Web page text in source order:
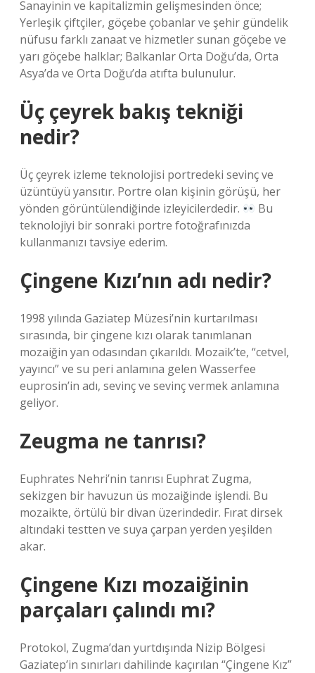
Sanayinin ve kapitalizmin gelişmesinden önce;
Yerleşik çiftçiler, göçebe çobanlar ve şehir gündelik
nüfusu farklı zanaat ve hizmetler sunan göçebe ve
yarı göçebe halklar; Balkanlar Orta Doğu’da, Orta
Asya’da ve Orta Doğu’da atıfta bulunulur.
Üç çeyrek bakış tekniği
nedir?
Üç çeyrek izleme teknolojisi portredeki sevinç ve
üzüntüyü yansıtır. Portre olan kişinin görüşü, her
yönden görüntülendiğinde izleyicilerdedir.
Bu
teknolojiyi bir sonraki portre fotoğrafınızda
kullanmanızı tavsiye ederim.
Çingene Kızı’nın adı nedir?
1998 yılında Gaziatep Müzesi’nin kurtarılması
sırasında, bir çingene kızı olarak tanımlanan
mozaiğin yan odasından çıkarıldı. Mozaik’te, “cetvel,
yayıncı” ve su peri anlamına gelen Wasserfee
euprosin’in adı, sevinç ve sevinç vermek anlamına
geliyor.
Zeugma ne tanrısı?
Euphrates Nehri’nin tanrısı Euphrat Zugma,
sekizgen bir havuzun üs mozaiğinde işlendi. Bu
mozaikte, örtülü bir divan üzerindedir. Fırat dirsek
altındaki testten ve suya çarpan yerden yeşilden
akar.
Çingene Kızı mozaiğinin
parçaları çalındı mı?
Protokol, Zugma’dan yurtdışında Nizip Bölgesi
Gaziatep’in sınırları dahilinde kaçırılan “Çingene Kız”